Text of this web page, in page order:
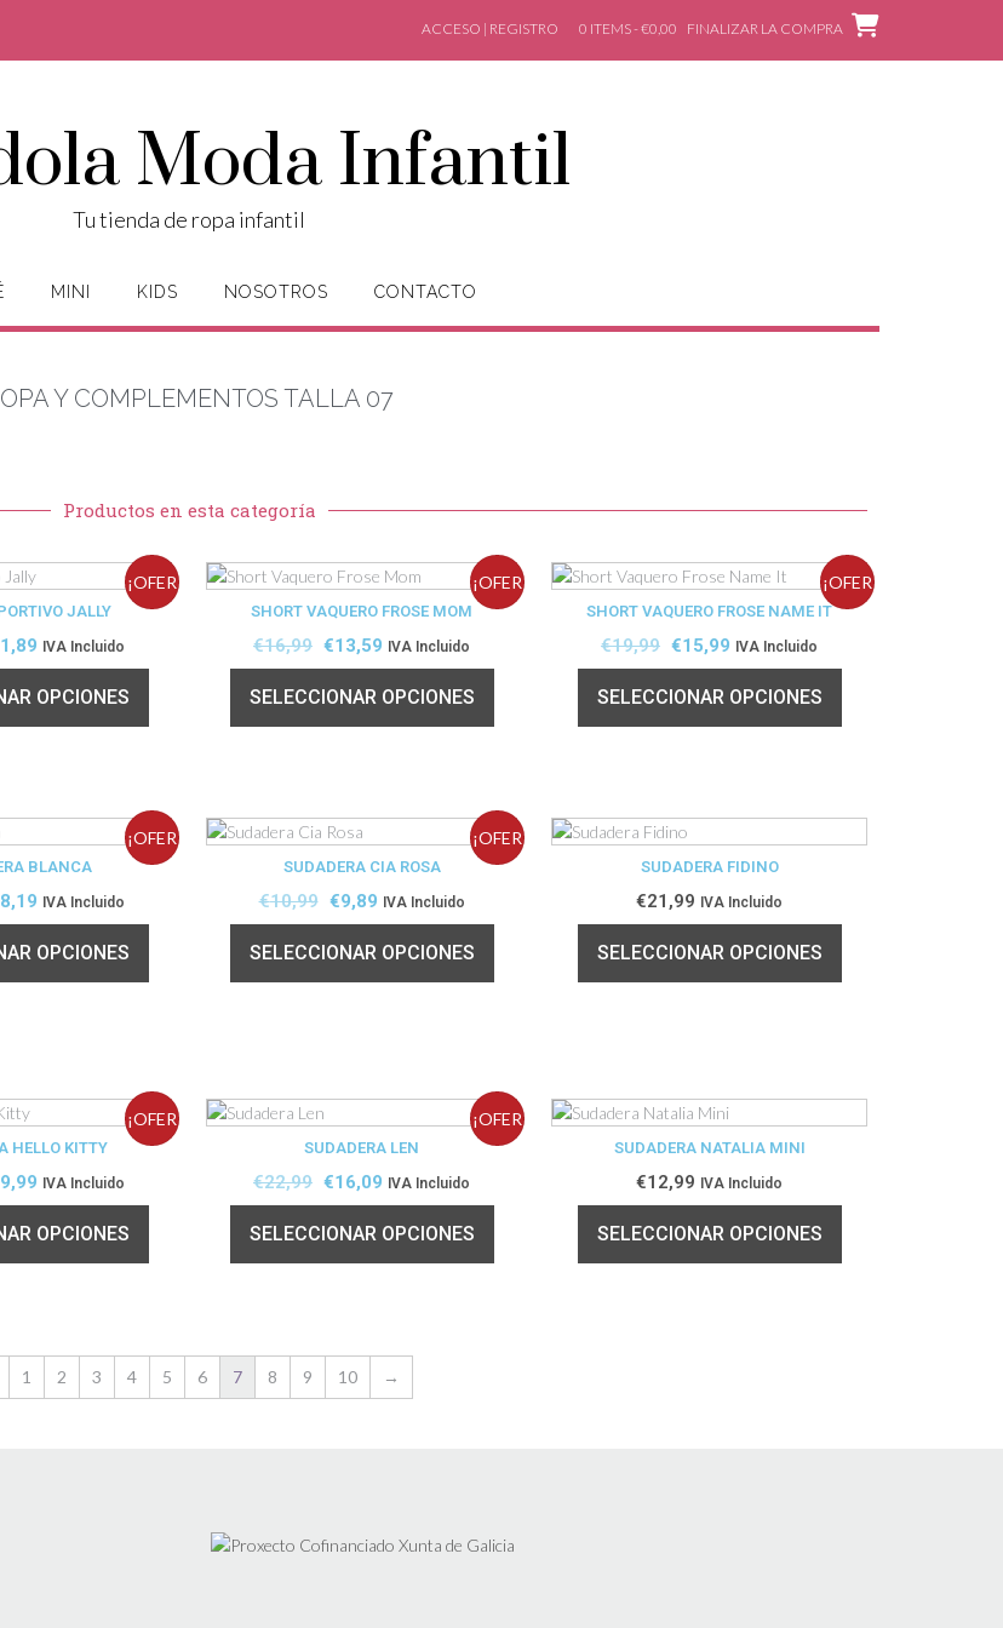
ACCESO | REGISTRO 0 ITEMS - €0,00 FINALIZAR LA COMPRA
Moda Infantil
Tu tienda de ropa infantil
MINI KIDS NOSOTROS CONTACTO
Y COMPLEMENTOS TALLA 07
Productos en esta categoría
¡OFER
JALLY
IVA Incluido
OPCIONES
¡OFER
SHORT VAQUERO FROSE MOM
€16,99 €13,59 IVA Incluido
SELECCIONAR OPCIONES
¡OFER
SHORT VAQUERO FROSE NAME IT
€19,99 €15,99 IVA Incluido
SELECCIONAR OPCIONES
¡OFER
BLANCA
IVA Incluido
OPCIONES
¡OFER
SUDADERA CIA ROSA
€10,99 €9,89 IVA Incluido
SELECCIONAR OPCIONES
SUDADERA FIDINO
€21,99 IVA Incluido
SELECCIONAR OPCIONES
¡OFER
HELLO KITTY
IVA Incluido
OPCIONES
¡OFER
SUDADERA LEN
€22,99 €16,09 IVA Incluido
SELECCIONAR OPCIONES
SUDADERA NATALIA MINI
€12,99 IVA Incluido
SELECCIONAR OPCIONES
1 2 3 4 5 6 7 8 9 10 →